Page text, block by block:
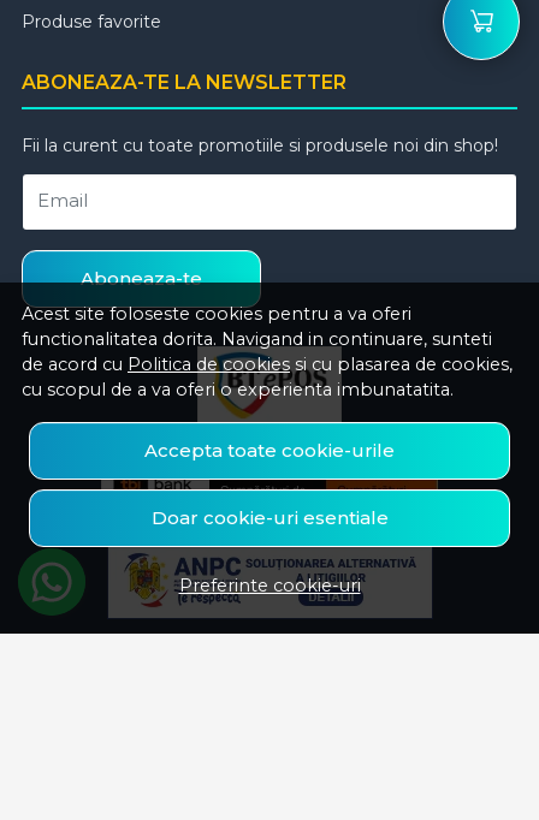
Acest site foloseste cookies pentru a va oferi
functionalitatea dorita. Navigand in continuare, sunteti
de acord cu Politica de cookies si cu plasarea de cookies,
cu scopul de a va oferi o experienta imbunatatita.
Accepta toate cookie-urile
Doar cookie-uri esentiale
Preferinte cookie-uri
Produse favorite
ABONEAZA-TE LA NEWSLETTER
Fii la curent cu toate promotiile si produsele noi din shop!
Email
Aboneaza-te